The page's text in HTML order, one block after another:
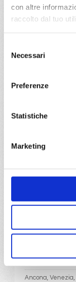
con altre
raccolto dal tuo
delNecessari
Preferenze
Statistiche
Marketing
Mediterraneo
Ancona, Venezia,